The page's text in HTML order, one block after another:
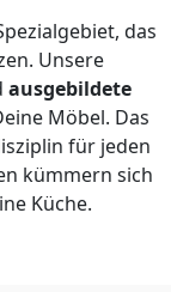
das
Unsere
ausgebildete
Möbel. Das
für jeden
kümmern sich
Küche.